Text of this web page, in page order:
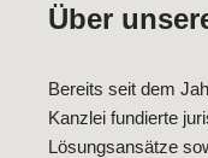
Über
Bereits seit dem
Kanzlei fundierte
Lösungsansätze